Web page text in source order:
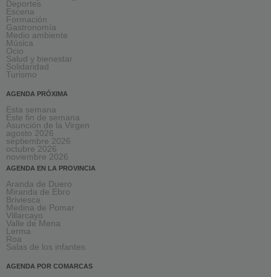
Deportes
Escena
Formación
Gastronomía
Medio ambiente
Música
Ocio
Salud y bienestar
Solidaridad
Turismo
AGENDA PRÓXIMA
Esta semana
Este fin de semana
Asunción de la Virgen
agosto 2026
septiembre 2026
octubre 2026
noviembre 2026
AGENDA EN LA PROVINCIA
Aranda de Duero
Miranda de Ebro
Briviesca
Medina de Pomar
Villarcayo
Valle de Mena
Lerma
Roa
Salas de los infantes
AGENDA POR COMARCAS